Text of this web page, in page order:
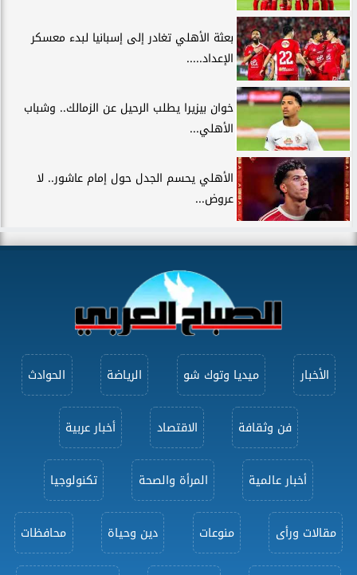
بعثة الأهلي تغادر إلى إسبانيا لبدء معسكر
الإعداد.....
خوان بيزيرا يطلب الرحيل عن الزمالك.. وشباب
الأهلي...
الأهلي يحسم الجدل حول إمام عاشور.. لا
عروض...
الأخبار ميديا وتوك شو الرياضة الحوادث
فن وثقافة الاقتصاد أخبار عربية
أخبار عالمية المرأة والصحة تكنولوجيا
مقالات ورأى منوعات دين وحياة محافظات